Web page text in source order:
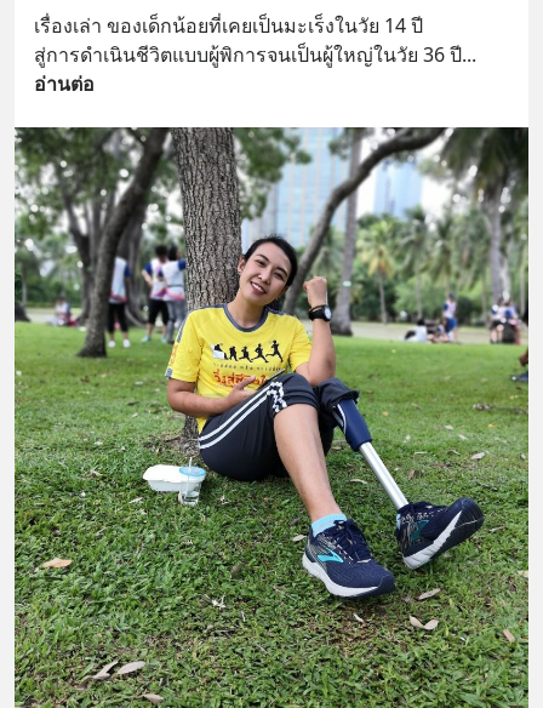
เรื่องเล่า​ ของเด็กน้อยที่เคยเป็นมะเร็งในวัย​ 14​ ปี
สู่การ​ดำเนินชีวิตแบบผู้พิการ​จนเป็นผู้ใหญ่ในวัย​ 36​ ปี​
อ่านต่อ